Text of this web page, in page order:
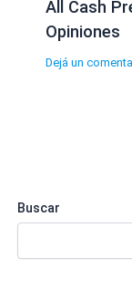
All Cash
Opiniones
Dejá un
Buscar